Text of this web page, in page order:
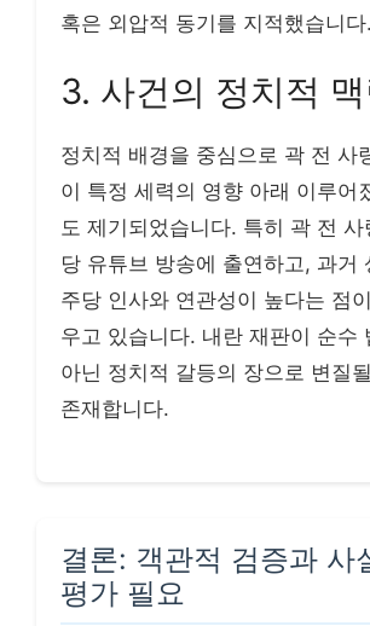
혹은 외압적 동기를 지적했습니다.
3. 사건의 정치적
정치적 배경을 중심으로 곽 전 사
이 특정 세력의 영향 아래 이루어
도 제기되었습니다. 특히 곽 전 사
당 유튜브 방송에 출연하고, 과거
주당 인사와 연관성이 높다는 점
우고 있습니다. 내란 재판이 순수
아닌 정치적 갈등의 장으로 변질
존재합니다.
결론: 객관적 검증과 사
평가 필요